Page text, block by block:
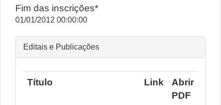
Fim das inscrições*
01/01/2012 00:00:00
Editais e Publicações
Título Link
Abrir
PDF